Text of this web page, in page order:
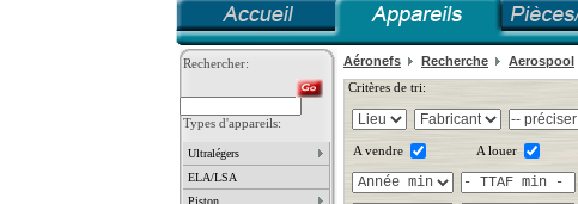
Rechercher:
Types d'appareils:
Ultralégers
ELA/LSA
Piston
Aéronefs Recherche Aerospool
Critères de tri:
A vendre A louer